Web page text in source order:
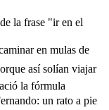
la frase "ir en el
en mulas de
así solían viajar
la fórmula
un rato a pie